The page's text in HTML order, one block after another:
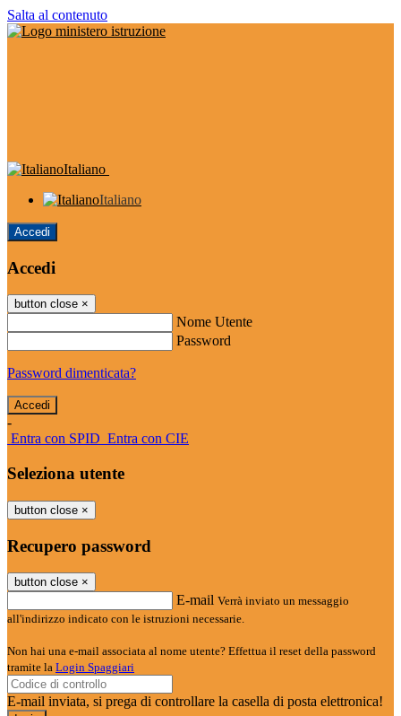
Salta al contenuto
Italiano
Italiano
Accedi
Accedi
button close ×
Nome Utente
Password
Password dimenticata?
-
Entra con SPID Entra con CIE
Seleziona utente
button close ×
Recupero password
button close ×
E-mail Verrà inviato un messaggio
all'indirizzo indicato con le istruzioni necessarie.
Non hai una e-mail associata al nome utente? Effettua il reset della password
tramite la Login Spaggiari
E-mail inviata, si prega di controllare la casella di posta elettronica!